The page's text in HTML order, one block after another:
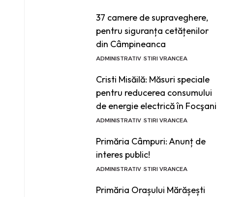
37 camere de supraveghere,
pentru siguranța cetățenilor
din Câmpineanca
ADMINISTRATIV STIRI VRANCEA
Cristi Misăilă: Măsuri speciale
pentru reducerea consumului
de energie electrică în Focşani
ADMINISTRATIV STIRI VRANCEA
Primăria Câmpuri: Anunț de
interes public!
ADMINISTRATIV STIRI VRANCEA
Primăria Orașului Mărășești